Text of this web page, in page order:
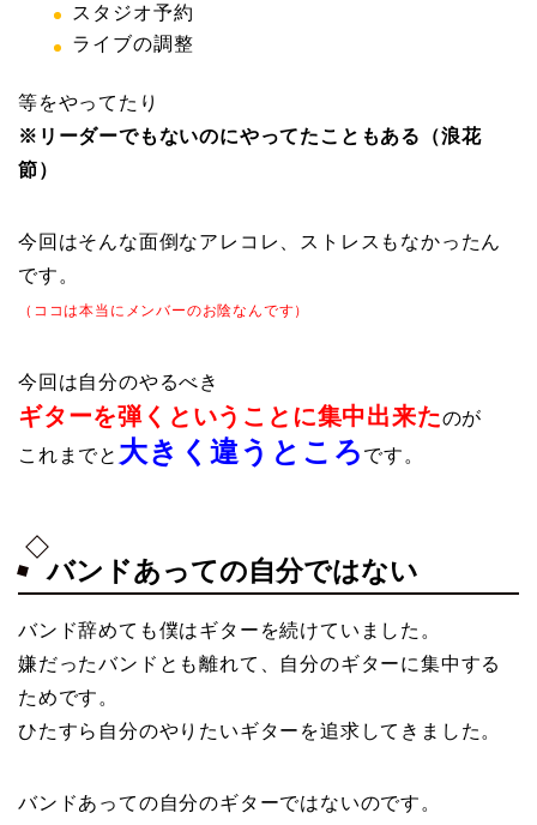
スタジオ予約
ライブの調整
等をやってたり
※リーダーでもないのにやってたこともある（浪花
節）
今回はそんな面倒なアレコレ、ストレスもなかったん
です。
（ココは本当にメンバーのお陰なんです）
今回は自分のやるべき
ギターを弾くということに集中出来たのが
これまでと 大きく違うところ です。
バンドあっての自分ではない
バンド辞めても僕はギターを続けていました。
嫌だったバンドとも離れて、自分のギターに集中する
ためです。
ひたすら自分のやりたいギターを追求してきました。
バンドあっての自分のギターではないのです。